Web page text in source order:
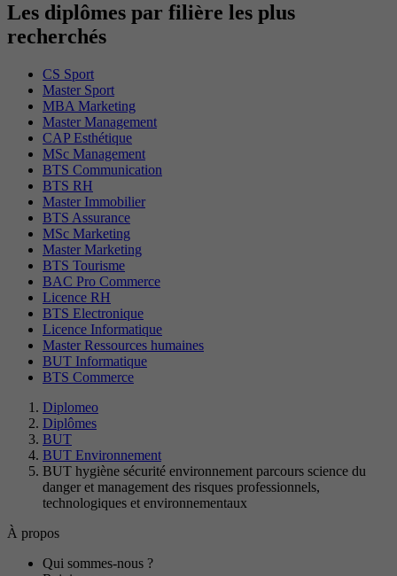
Les diplômes par filière les plus
recherchés
CS Sport
Master Sport
MBA Marketing
Master Management
CAP Esthétique
MSc Management
BTS Communication
BTS RH
Master Immobilier
BTS Assurance
MSc Marketing
Master Marketing
BTS Tourisme
BAC Pro Commerce
Licence RH
BTS Electronique
Licence Informatique
Master Ressources humaines
BUT Informatique
BTS Commerce
Diplomeo
Diplômes
BUT
BUT Environnement
BUT hygiène sécurité environnement parcours science du
danger et management des risques professionnels,
technologiques et environnementaux
À propos
Qui sommes-nous ?